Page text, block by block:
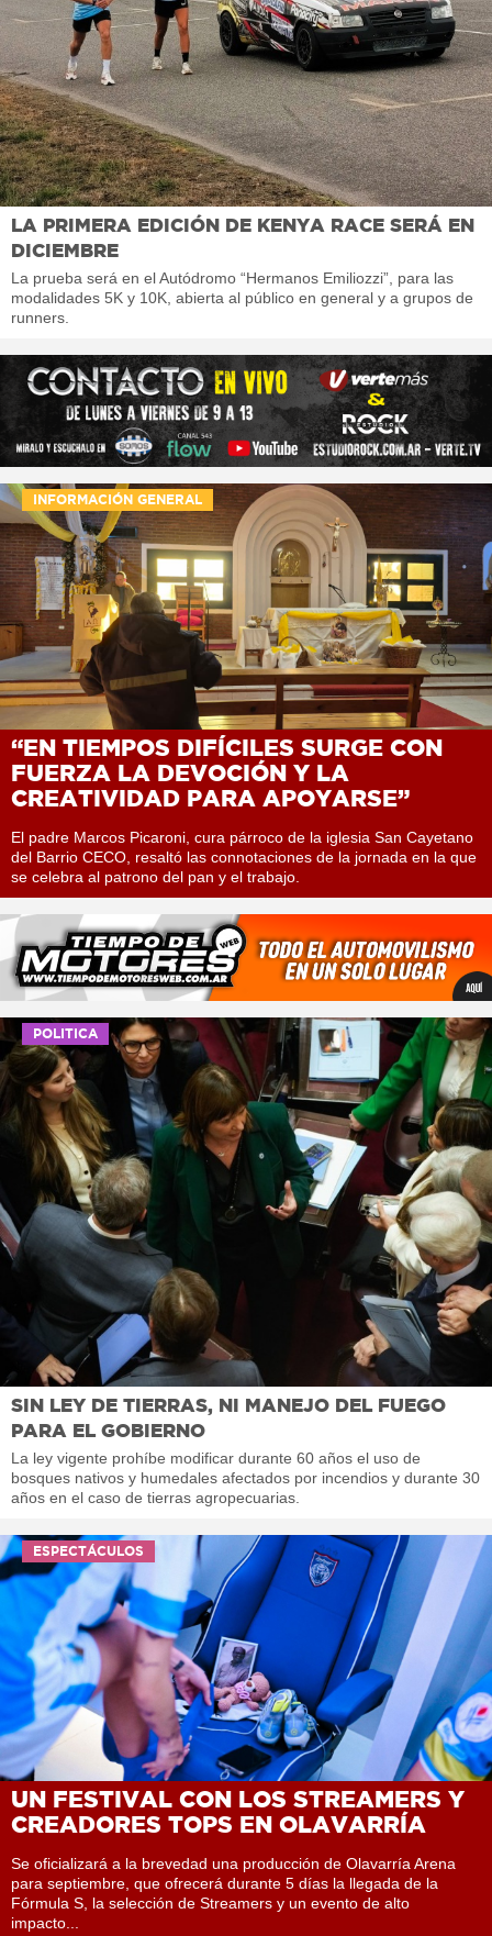
LA PRIMERA EDICIÓN DE KENYA RACE SERÁ EN
DICIEMBRE
La prueba será en el Autódromo “Hermanos Emiliozzi”, para las
modalidades 5K y 10K, abierta al público en general y a grupos de
runners.
INFORMACIÓN GENERAL
“EN TIEMPOS DIFÍCILES SURGE CON
FUERZA LA DEVOCIÓN Y LA
CREATIVIDAD PARA APOYARSE”
El padre Marcos Picaroni, cura párroco de la iglesia San Cayetano
del Barrio CECO, resaltó las connotaciones de la jornada en la que
se celebra al patrono del pan y el trabajo.
POLITICA
SIN LEY DE TIERRAS, NI MANEJO DEL FUEGO
PARA EL GOBIERNO
La ley vigente prohíbe modificar durante 60 años el uso de
bosques nativos y humedales afectados por incendios y durante 30
años en el caso de tierras agropecuarias.
ESPECTÁCULOS
UN FESTIVAL CON LOS STREAMERS Y
CREADORES TOPS EN OLAVARRÍA
Se oficializará a la brevedad una producción de Olavarría Arena
para septiembre, que ofrecerá durante 5 días la llegada de la
Fórmula S, la selección de Streamers y un evento de alto
impacto...